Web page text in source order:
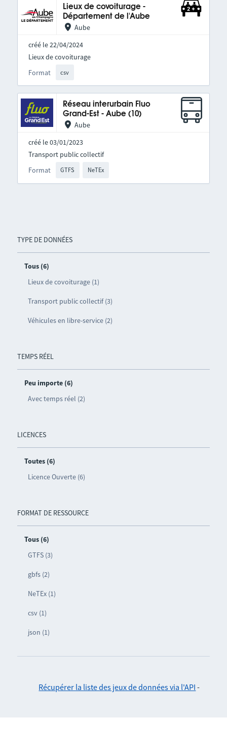
TYPE DE DONNÉES
Tous (6)
Lieux de covoiturage (1)
Transport public collectif (3)
Véhicules en libre-service (2)
TEMPS RÉEL
Peu importe (6)
Avec temps réel (2)
LICENCES
Toutes (6)
Licence Ouverte (6)
FORMAT DE RESSOURCE
Tous (6)
GTFS (3)
gbfs (2)
NeTEx (1)
csv (1)
json (1)
Lieux de covoiturage -
Département de l'Aube
Aube
créé le 22/04/2024
Format csv
Lieux de covoiturage
Réseau interurbain Fluo
Grand-Est - Aube (10)
Aube
créé le 03/01/2023
Format GTFS NeTEx
Transport public collectif
Récupérer la liste des jeux de données via l'API -